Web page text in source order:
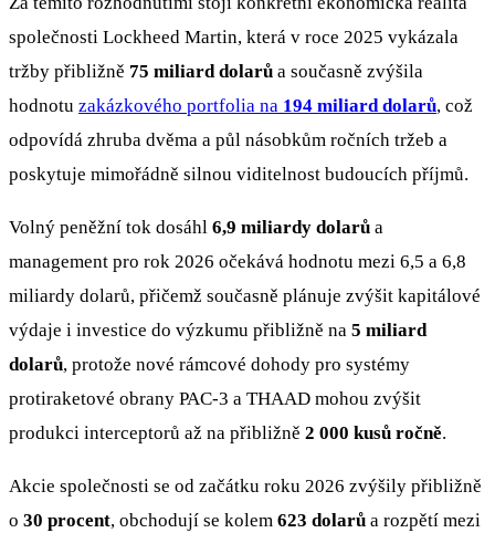
společnosti Lockheed Martin, která v roce 2025 vykázala
tržby přibližně 75 miliard dolarů a současně zvýšila
hodnotu zakázkového portfolia na 194 miliard dolarů, což
odpovídá zhruba dvěma a půl násobkům ročních tržeb a
poskytuje mimořádně silnou viditelnost budoucích příjmů.
Volný peněžní tok dosáhl 6,9 miliardy dolarů a
management pro rok 2026 očekává hodnotu mezi 6,5 a 6,8
miliardy dolarů, přičemž současně plánuje zvýšit kapitálové
výdaje i investice do výzkumu přibližně na 5 miliard
dolarů, protože nové rámcové dohody pro systémy
protiraketové obrany PAC-3 a THAAD mohou zvýšit
produkci interceptorů až na přibližně 2 000 kusů ročně.
Akcie společnosti se od začátku roku 2026 zvýšily přibližně
o 30 procent, obchodují se kolem 623 dolarů a rozpětí mezi